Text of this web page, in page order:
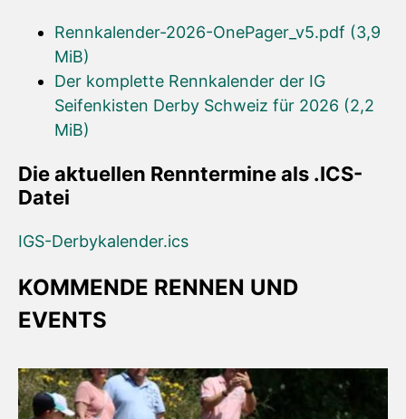
Rennkalender-2026-OnePager_v5.pdf (3,9
MiB)
Der komplette Rennkalender der IG
Seifenkisten Derby Schweiz für 2026 (2,2
MiB)
Die aktuellen Renntermine als .ICS-
Datei
IGS-Derbykalender.ics
KOMMENDE RENNEN UND
EVENTS